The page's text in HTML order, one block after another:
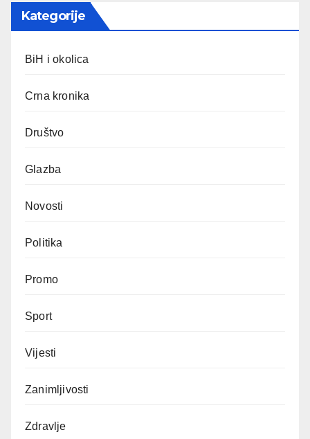
Kategorije
BiH i okolica
Crna kronika
Društvo
Glazba
Novosti
Politika
Promo
Sport
Vijesti
Zanimljivosti
Zdravlje